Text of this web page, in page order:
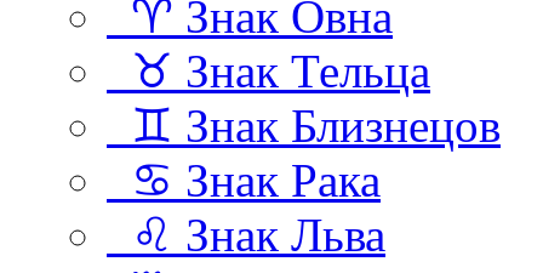
♈ Знак Овна
♉ Знак Тельца
♊ Знак Близнецов
♋ Знак Рака
♌ Знак Льва